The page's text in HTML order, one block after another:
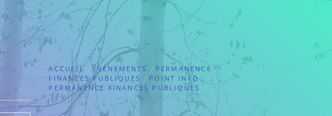
ACCUEIL ÉVÈNEMENTS
PERMANENCE
FINANCES PUBLIQUES
POINT INFO
PERMANENCE FINANCES PUBLIQUES